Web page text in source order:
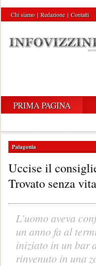
Chi siamo | Redazione | Contatti
PRIMA PAGINA
Palagonia
Uccise il
Trovato senza
L'uomo aveva
un anno fa al
iniziato in un bar
rinvenuto in una